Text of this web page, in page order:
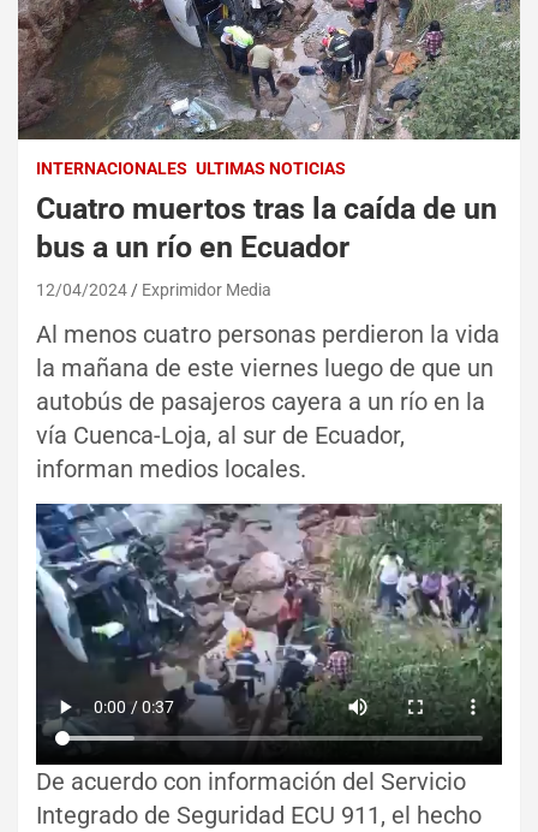
INTERNACIONALES ULTIMAS NOTICIAS
Cuatro muertos tras la caída de un
bus a un río en Ecuador
12/04/2024 Exprimidor Media
Al menos cuatro personas perdieron la vida
la mañana de este viernes luego de que un
autobús de pasajeros cayera a un río en la
vía Cuenca-Loja, al sur de Ecuador,
informan medios locales.
De acuerdo con información del Servicio
Integrado de Seguridad ECU 911, el hecho